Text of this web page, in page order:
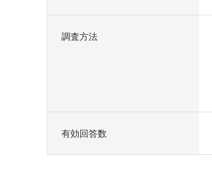
調査方法
有効回答数